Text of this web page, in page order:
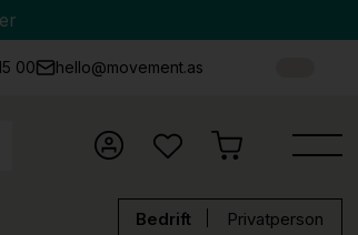
00 hello@movement.as
Bedrift Privatperson